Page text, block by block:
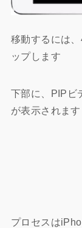
移動するには
ップします
下部に、PIPビ
が表示されます
プロセスは